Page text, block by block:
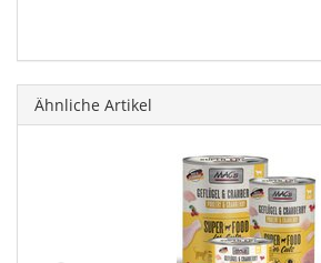
Ähnliche Artikel